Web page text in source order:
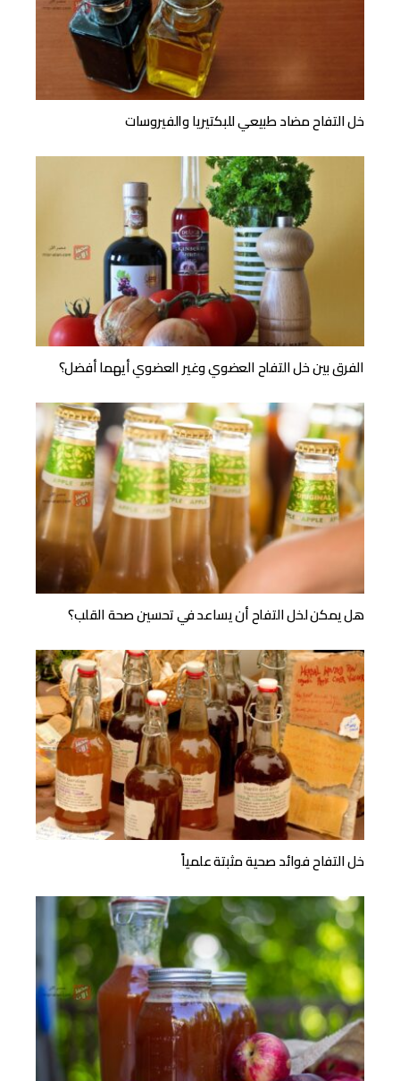
خل التفاح مضاد طبيعي للبكتيريا والفيروسات
الفرق بين خل التفاح العضوي وغير العضوي أيهما أفضل؟
هل يمكن لخل التفاح أن يساعد في تحسين صحة القلب؟
خل التفاح فوائد صحية مثبتة علمياً